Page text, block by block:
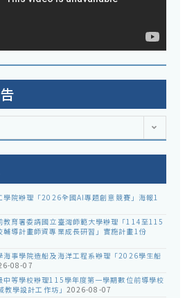
學院辦理「2026全國AI專題創意競賽」海報1
教育署委請國立臺灣師範大學辦理「114至115
輔導計畫師資專業成長研習」實施計畫1份
海事學院造船及海洋工程系辦理「2026學生船
08-07
中等學校辦理115學年度第一學期數位前導學校
教學設計工作坊」 2026-08-07